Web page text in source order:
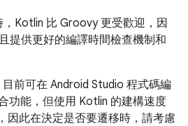
Kotlin 比 Groovy 更受歡迎，因
提供更好的編譯時間檢查機制和
前可在 Android Studio 程式碼編
功能，但使用 Kotlin 的建構速度
因此在決定是否要遷移時，請考慮